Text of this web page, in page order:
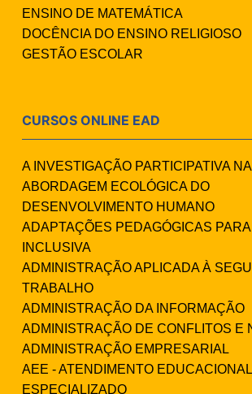
ENSINO DE MATEMÁTICA
DOCÊNCIA DO ENSINO RELIGIOSO
GESTÃO ESCOLAR
CURSOS ONLINE EAD
A INVESTIGAÇÃO PARTICIPATIVA
ABORDAGEM ECOLÓGICA DO
DESENVOLVIMENTO HUMANO
ADAPTAÇÕES PEDAGÓGICAS
INCLUSIVA
ADMINISTRAÇÃO APLICADA À
TRABALHO
ADMINISTRAÇÃO DA INFORMAÇÃO
ADMINISTRAÇÃO DE CONFLITOS E
ADMINISTRAÇÃO EMPRESARIAL
AEE - ATENDIMENTO EDUCACIONAL
ESPECIALIZADO